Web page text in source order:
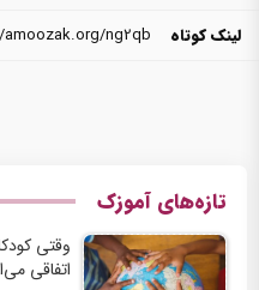
لینک کوتاه
ng2qb
تازه‌های آموزک
وقتی
اتفاقی